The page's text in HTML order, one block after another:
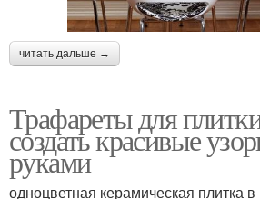
читать дальше →
Трафареты для
создать красивые
руками
одноцветная керамическая плитка